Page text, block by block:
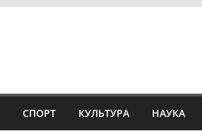
СПОРТ КУЛЬТУРА НАУКА